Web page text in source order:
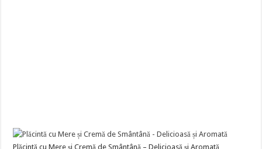
Plăcintă cu Mere și Cremă de Smântână – Delicioasă și Aromată